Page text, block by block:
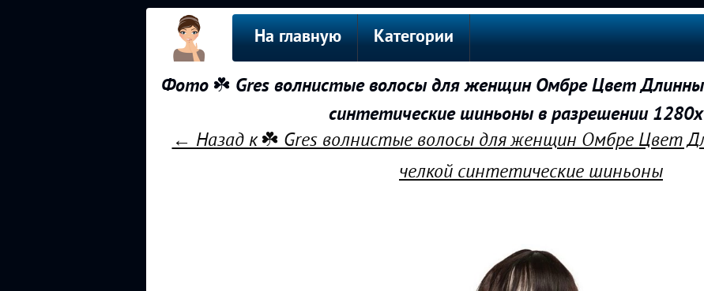
На главную Категории
Фото ☘️ Gres волнистые волосы для женщин Омбре Цвет
синтетические шиньоны в разрешении
← Назад к ☘️ Gres волнистые волосы для женщин Омбре Цвет
челкой синтетические шиньоны